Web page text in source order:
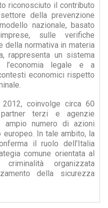
riconosciuto il contributo
della prevenzione
nazionale, basato
sulle verifiche
della normativa in materia
rappresenta un sistema
legale e a
economici rispetto
coinvolge circa 60
terzi e agenzie
ampio numero di azioni
In tale ambito, la
il ruolo dell’Italia
comune orientata al
organizzata
della sicurezza